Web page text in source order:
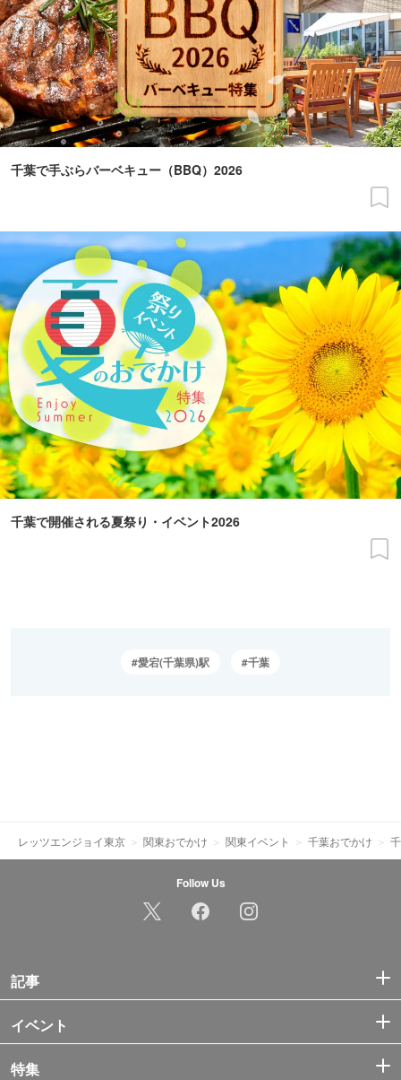
千葉で手ぶらバーベキュー（BBQ）2026
千葉で開催される夏祭り・イベント2026
愛宕(千葉県)駅 千葉
レッツエンジョイ東京 関東おでかけ 関東イベント 千葉おでかけ
Follow Us
記事
イベント
特集